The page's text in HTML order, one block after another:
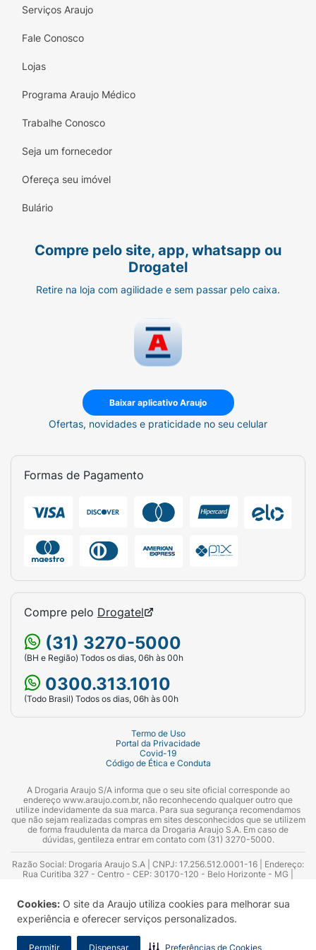
Cookies: O site da Araujo utiliza cookies para melhorar sua
experiência e oferecer serviços personalizados.
Permitir Dispensar Preferências de Cookies
Serviços Araujo
Fale Conosco
Lojas
Programa Araujo Médico
Trabalhe Conosco
Seja um fornecedor
Ofereça seu imóvel
Bulário
Compre pelo site, app, whatsapp ou
Drogatel
Retire na loja com agilidade e sem passar pelo caixa.
Baixar aplicativo Araujo
Ofertas, novidades e praticidade no seu celular
Formas de Pagamento
Compre pelo Drogatel
(31) 3270-5000
(BH e Região) Todos os dias, 06h às 00h
0300.313.1010
(Todo Brasil) Todos os dias, 06h às 00h
Termo de Uso
Portal da Privacidade
Covid-19
Código de Ética e Conduta
A Drogaria Araujo S/A informa que o seu site oficial corresponde ao
endereço www.araujo.com.br, não reconhecendo qualquer outro que
utilize indevidamente da sua marca. Para sua segurança recomendamos
que não sejam realizadas compras em sites desconhecidos que se utilizem
de forma fraudulenta da marca da Drogaria Araujo S.A. Em caso de
dúvidas, gentileza entrar em contato com (31) 3270-5000.
Razão Social: Drogaria Araujo S.A | CNPJ: 17.256.512.0001-16 | Endereço:
Rua Curitiba 327 - Centro - CEP: 30170-120 - Belo Horizonte - MG |
Azevedo Guimarães – CRF 10.965 | Yasmin Silva Alvarenga – CRF 52.584 -
Consultor substituto: Thiago Aguiar Pinheiro - CRF Nº 13.748. Alvará
Sanitário: 2025020713 | Autorização de Funcionamento da Empresa (AFE):